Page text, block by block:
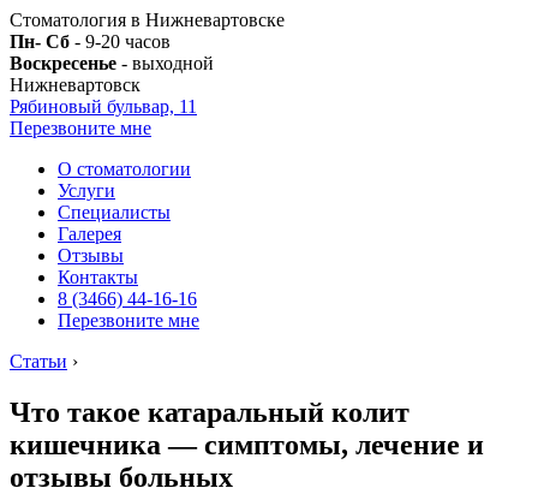
Стоматология в Нижневартовске
Пн- Сб - 9-20 часов
Воскресенье - выходной
Нижневартовск
Рябиновый бульвар, 11
Перезвоните мне
О стоматологии
Услуги
Специалисты
Галерея
Отзывы
Контакты
8 (3466) 44-16-16
Перезвоните мне
Статьи ›
Что такое катаральный колит
кишечника — симптомы, лечение и
отзывы больных